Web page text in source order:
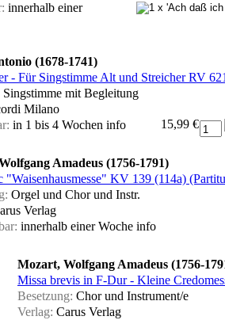
innerhalb einer
(1678-1741)
- Für Singstimme Alt und Streicher RV
Singstimme mit Begleitung
Milano
in 1 bis 4 Wochen info 15,99 €
Amadeus (1756-1791)
"Waisenhausmesse" KV 139 (114a)
Orgel und Chor und Instr.
Verlag
innerhalb einer Woche info
Mozart, Wolfgang Amadeus (1756-
Missa brevis in F-Dur - Kleine
Besetzung: Chor und Instrument/e
Verlag: Carus Verlag